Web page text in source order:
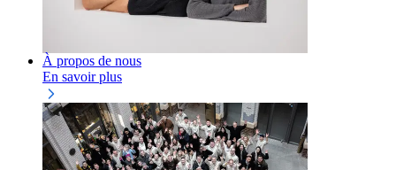
À propos de nous
En savoir plus